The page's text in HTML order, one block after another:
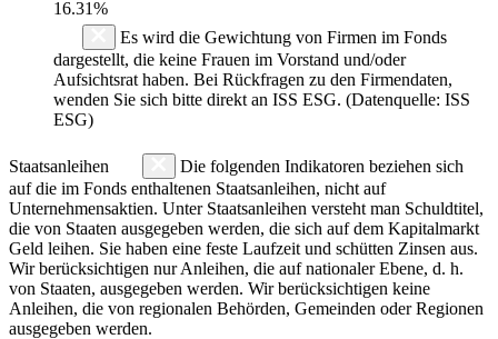
16.31%
Es wird die Gewichtung von Firmen im Fonds
dargestellt, die keine Frauen im Vorstand und/oder
Aufsichtsrat haben. Bei Rückfragen zu den Firmendaten,
wenden Sie sich bitte direkt an ISS ESG. (Datenquelle: ISS
ESG)
Staatsanleihen
Die folgenden Indikatoren beziehen sich
auf die im Fonds enthaltenen Staatsanleihen, nicht auf
Unternehmensaktien. Unter Staatsanleihen versteht man Schuldtitel,
die von Staaten ausgegeben werden, die sich auf dem Kapitalmarkt
Geld leihen. Sie haben eine feste Laufzeit und schütten Zinsen aus.
Wir berücksichtigen nur Anleihen, die auf nationaler Ebene, d. h.
von Staaten, ausgegeben werden. Wir berücksichtigen keine
Anleihen, die von regionalen Behörden, Gemeinden oder Regionen
ausgegeben werden.